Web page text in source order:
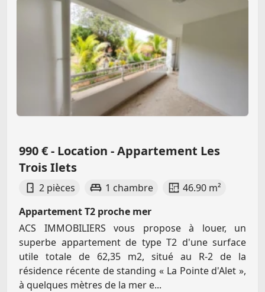
990 € - Location - Appartement Les
Trois Ilets
2 pièces 1 chambre
46.90 m²
Appartement T2 proche mer
ACS IMMOBILIERS vous propose à louer, un
superbe appartement de type T2 d'une surface
utile totale de 62,35 m2, situé au R-2 de la
résidence récente de standing « La Pointe d'Alet »,
à quelques mètres de la mer e...